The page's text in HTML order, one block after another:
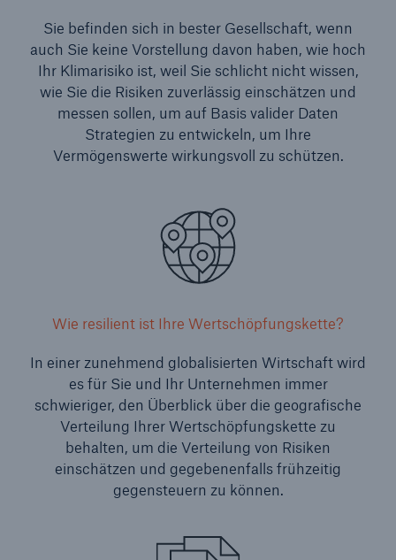
Sie befinden sich in bester Gesellschaft, wenn
auch Sie keine Vorstellung davon haben, wie hoch
Ihr Klimarisiko ist, weil Sie schlicht nicht wissen,
wie Sie die Risiken zuverlässig einschätzen und
messen sollen, um auf Basis valider Daten
Strategien zu entwickeln, um Ihre
Vermögenswerte wirkungsvoll zu schützen.
Wie resilient ist Ihre Wertschöpfungskette?
In einer zunehmend globalisierten Wirtschaft wird
es für Sie und Ihr Unternehmen immer
schwieriger, den Überblick über die geografische
Verteilung Ihrer Wertschöpfungskette zu
behalten, um die Verteilung von Risiken
einschätzen und gegebenenfalls frühzeitig
gegensteuern zu können.